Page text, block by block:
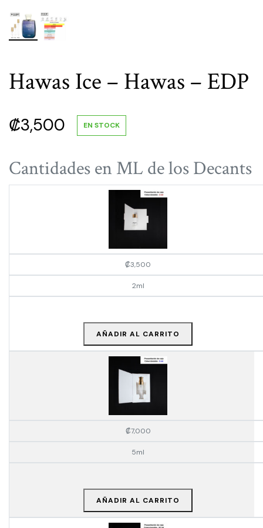
Hawas Ice – Hawas – EDP
₡3,500 EN STOCK
Cantidades en ML de los Decants
₡3,500
2ml
AÑADIR AL CARRITO
₡7,000
5ml
AÑADIR AL CARRITO